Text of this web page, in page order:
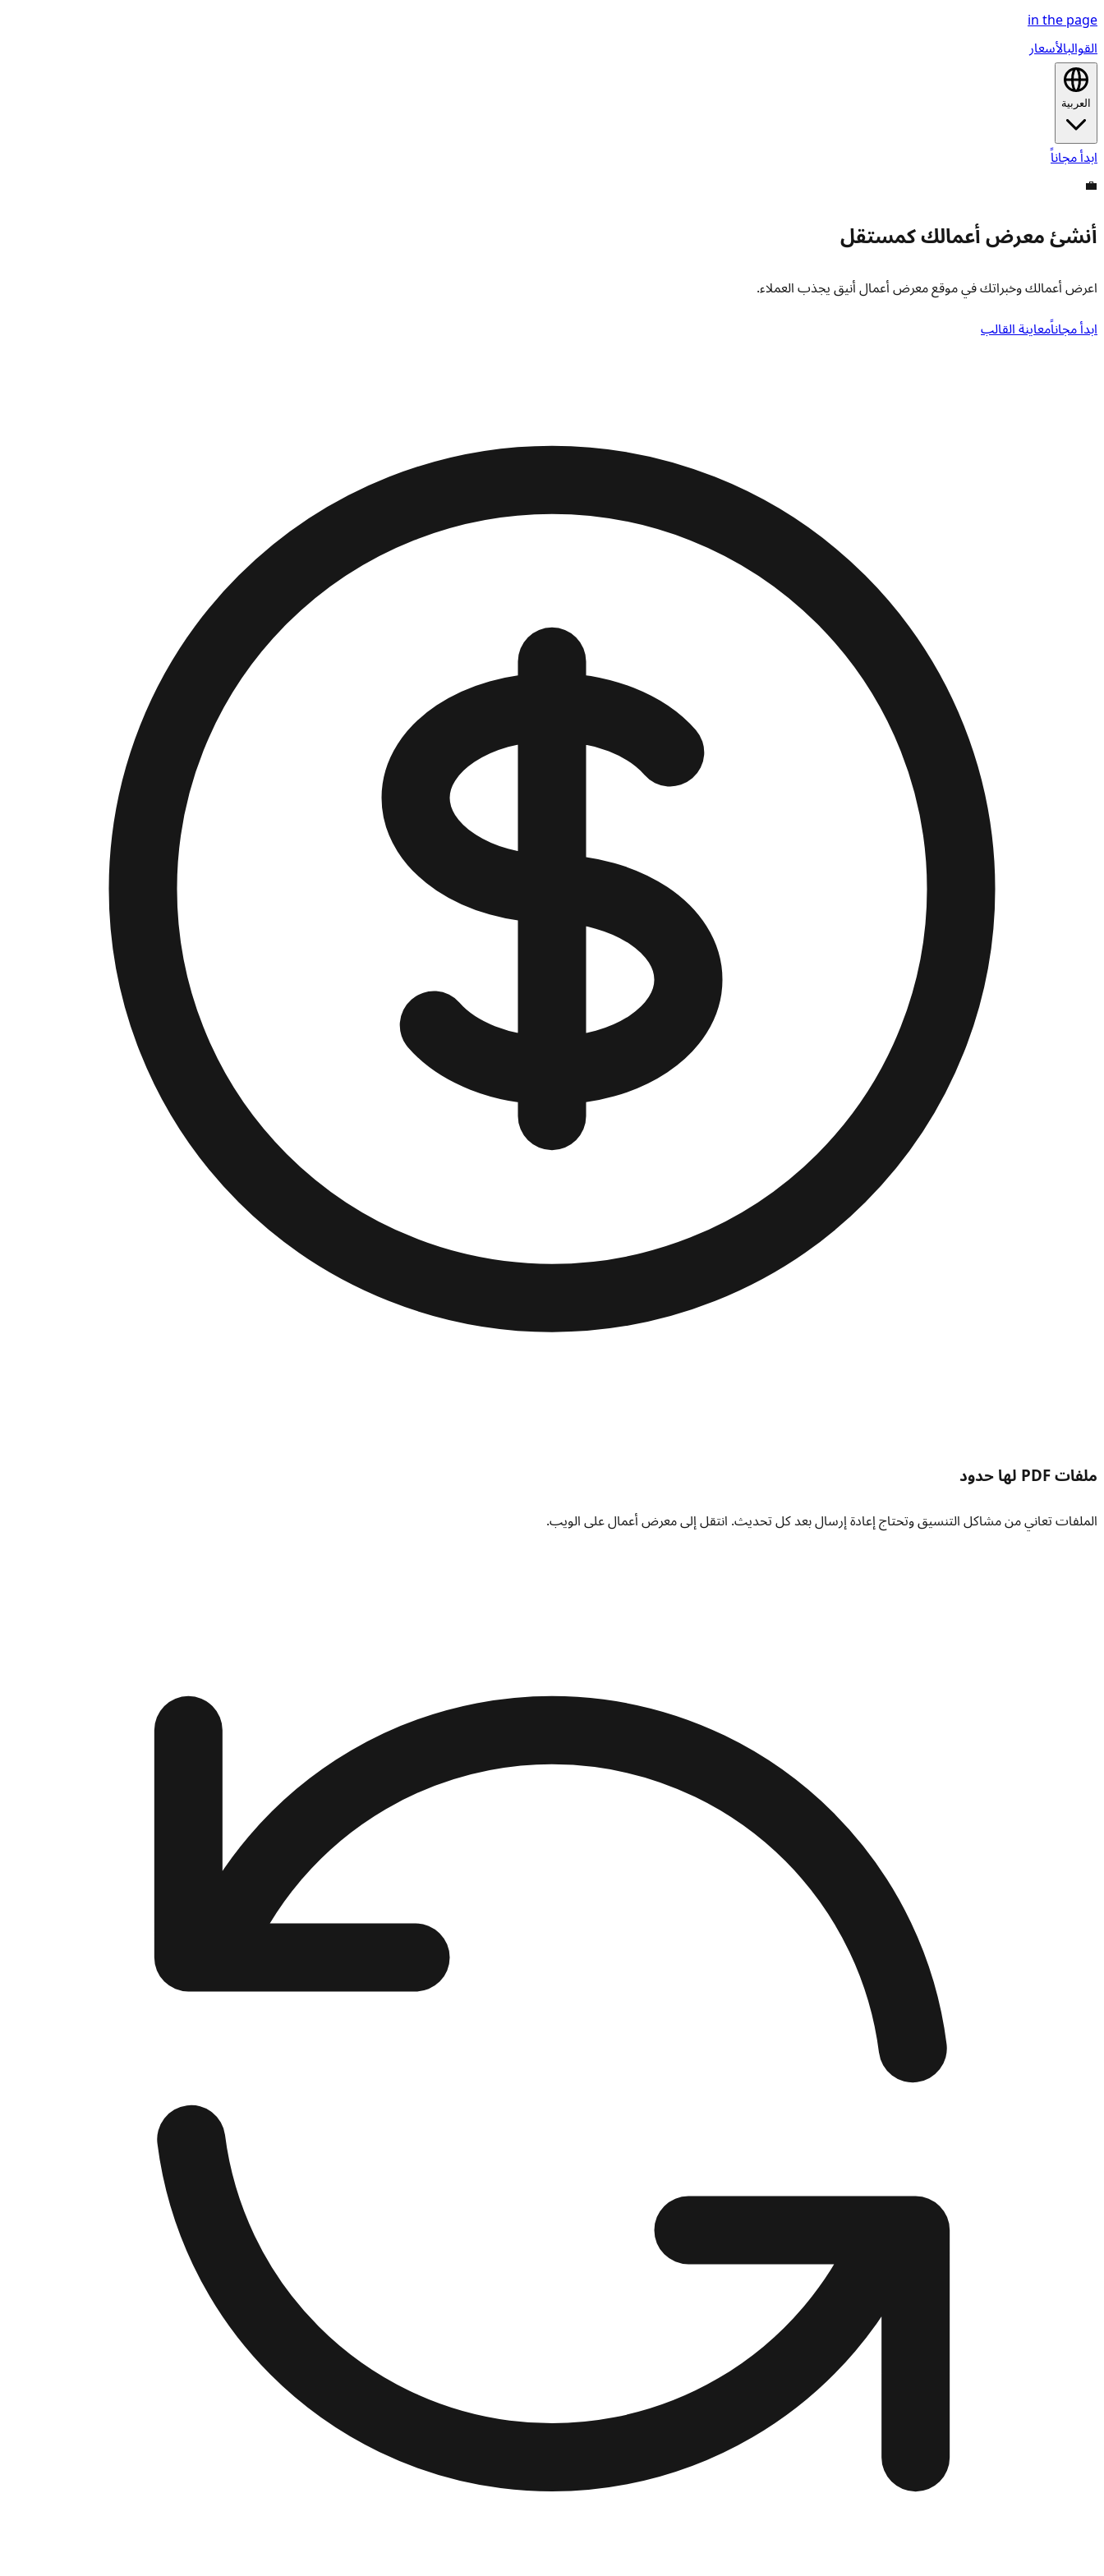
in thepage
القوالبالأسعار
العربية
ابدأ مجاناً
💼
أنشئ معرض أعمالك كمستقل
اعرض أعمالك وخبراتك في موقع معرض أعمال أنيق يجذب العملاء.
ابدأ مجاناًمعاينة القالب
ملفات PDF لها حدود
الملفات تعاني من مشاكل التنسيق وتحتاج إعادة إرسال بعد كل تحديث. انتقل إلى معرض أعمال على الويب.